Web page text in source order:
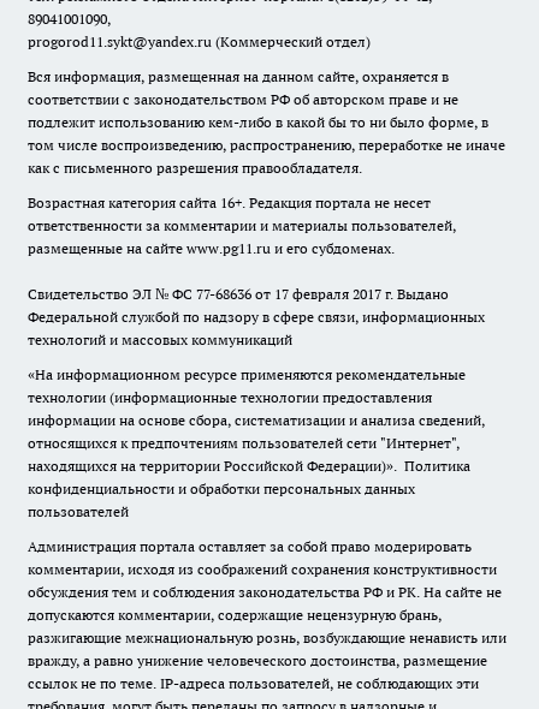
89041001090,
progorod11.sykt@yandex.ru (Коммерческий отдел)
Вся информация, размещенная на данном сайте, охраняется в
соответствии с законодательством РФ об авторском праве и не
подлежит использованию кем-либо в какой бы то ни было форме, в
том числе воспроизведению, распространению, переработке не иначе
как с письменного разрешения правообладателя.
Возрастная категория сайта 16+. Редакция портала не несет
ответственности за комментарии и материалы пользователей,
размещенные на сайте www.pg11.ru и его субдоменах.
Свидетельство ЭЛ № ФС 77-68636 от 17 февраля 2017 г. Выдано
Федеральной службой по надзору в сфере связи, информационных
технологий и массовых коммуникаций
«На информационном ресурсе применяются рекомендательные
технологии (информационные технологии предоставления
информации на основе сбора, систематизации и анализа сведений,
относящихся к предпочтениям пользователей сети "Интернет",
находящихся на территории Российской Федерации)». Политика
конфиденциальности и обработки персональных данных
пользователей
Администрация портала оставляет за собой право модерировать
комментарии, исходя из соображений сохранения конструктивности
обсуждения тем и соблюдения законодательства РФ и РК. На сайте не
допускаются комментарии, содержащие нецензурную брань,
разжигающие межнациональную рознь, возбуждающие ненависть или
вражду, а равно унижение человеческого достоинства, размещение
ссылок не по теме. IP-адреса пользователей, не соблюдающих эти